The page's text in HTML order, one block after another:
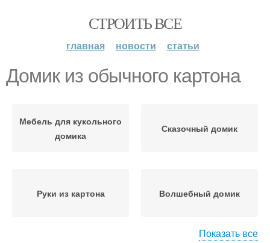
СТРОИТЬ ВСЕ
главная новости статьи
Домик из обычного картона
Мебель для кукольного
домика
Сказочный домик
Руки из картона Волшебный домик
Показать все